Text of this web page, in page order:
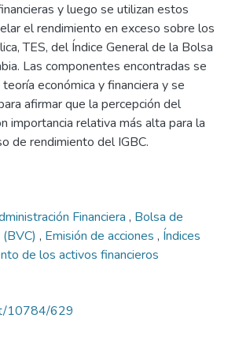
y luego se utilizan estos
el rendimiento en exceso sobre los
TES, del Índice General de la Bolsa
Las componentes encontradas se
económica y financiera y se
afirmar que la percepción del
importancia relativa más alta para la
de rendimiento del IGBC.
Financiera , Bolsa de
, Emisión de acciones , Índices
de los activos financieros
10784/629